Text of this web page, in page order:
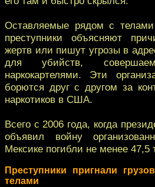
Оставляемые рядом с
преступники объясняют
жертв или пишут угрозы в
для убийств,
наркокартелями. Эти
борются друг с другом за
наркотиков в США.
Всего с 2006 года, когда
объявил войну
Мексике погибли не менее 47,5
Преступники пригнали
телами